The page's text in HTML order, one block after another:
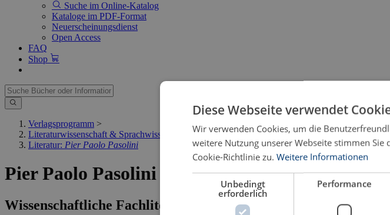
Suche im Online-Katalog
Kataloge im PDF-Format
Neuerscheinungsdienst
Open Access
FAQ
Shop
Verlagsprogramm >
Literaturwissenschaft & Sprachwissenschaft
>
Literatur: Pier Paolo Pasolini
Pier Paolo Pasolini
Wissenschaftliche Fachliteratur
Diese Webseite verwendet
Wir verwenden Cookies, um die
weitere Nutzung unserer Webseite stimmen
Cookie-Richtlinie zu. Weitere Informationen
Unbedingt
erforderlich
Performance